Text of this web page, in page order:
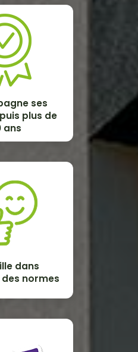
ses
plus de
ans
dans
normes